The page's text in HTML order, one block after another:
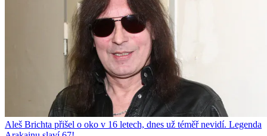
Aleš Brichta přišel o oko v 16 letech, dnes už téměř nevidí. Legenda